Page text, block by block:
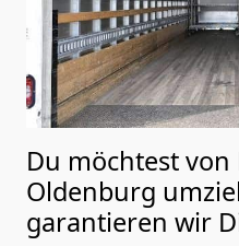
Du möchtest
Oldenburg
garantieren wir